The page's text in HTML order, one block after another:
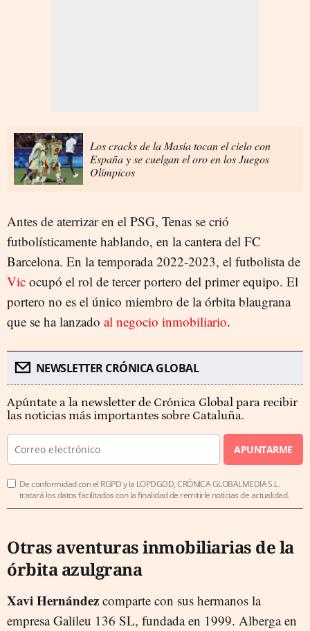
Los cracks de la Masía tocan el cielo con
España y se cuelgan el oro en los Juegos
Olímpicos
Antes de aterrizar en el PSG, Tenas se crió
futbolísticamente hablando, en la cantera del FC
Barcelona. En la temporada 2022-2023, el futbolista de
Vic ocupó el rol de tercer portero del primer equipo. El
portero no es el único miembro de la órbita blaugrana
que se ha lanzado al negocio inmobiliario.
NEWSLETTER CRÓNICA GLOBAL
Apúntate a la newsletter de Crónica Global para recibir
las noticias más importantes sobre Cataluña.
APUNTARME
De conformidad con el RGPD y la LOPDGDD, CRÓNICA GLOBALMEDIA S.L.
tratará los datos facilitados con la finalidad de remitirle noticias de actualidad.
Otras aventuras inmobiliarias de la
órbita azulgrana
Xavi Hernández comparte con sus hermanos la
empresa Galileu 136 SL, fundada en 1999. Alberga en